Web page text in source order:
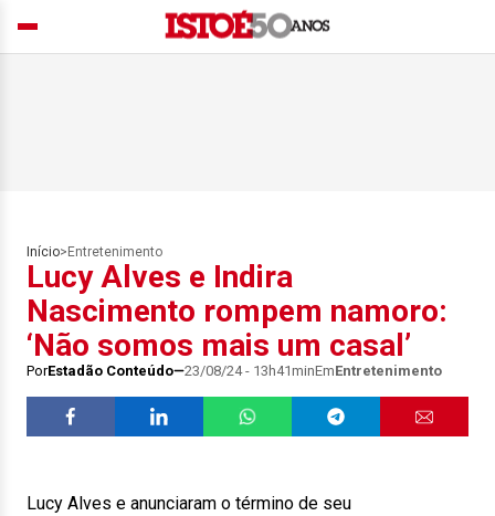
Início> Entretenimento
Lucy Alves e Indira
Nascimento rompem namoro:
‘Não somos mais um casal’
PorEstadão Conteúdo 23/08/24 - 13h41minEmEntretenimento
Lucy Alves e anunciaram o término de seu